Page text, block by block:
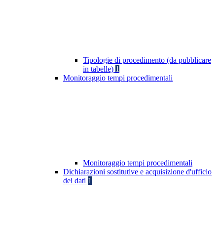
Tipologie di procedimento (da pubblicare
in tabelle) 1
Monitoraggio tempi procedimentali
Monitoraggio tempi procedimentali
Dichiarazioni sostitutive e acquisizione d'ufficio
dei dati 1